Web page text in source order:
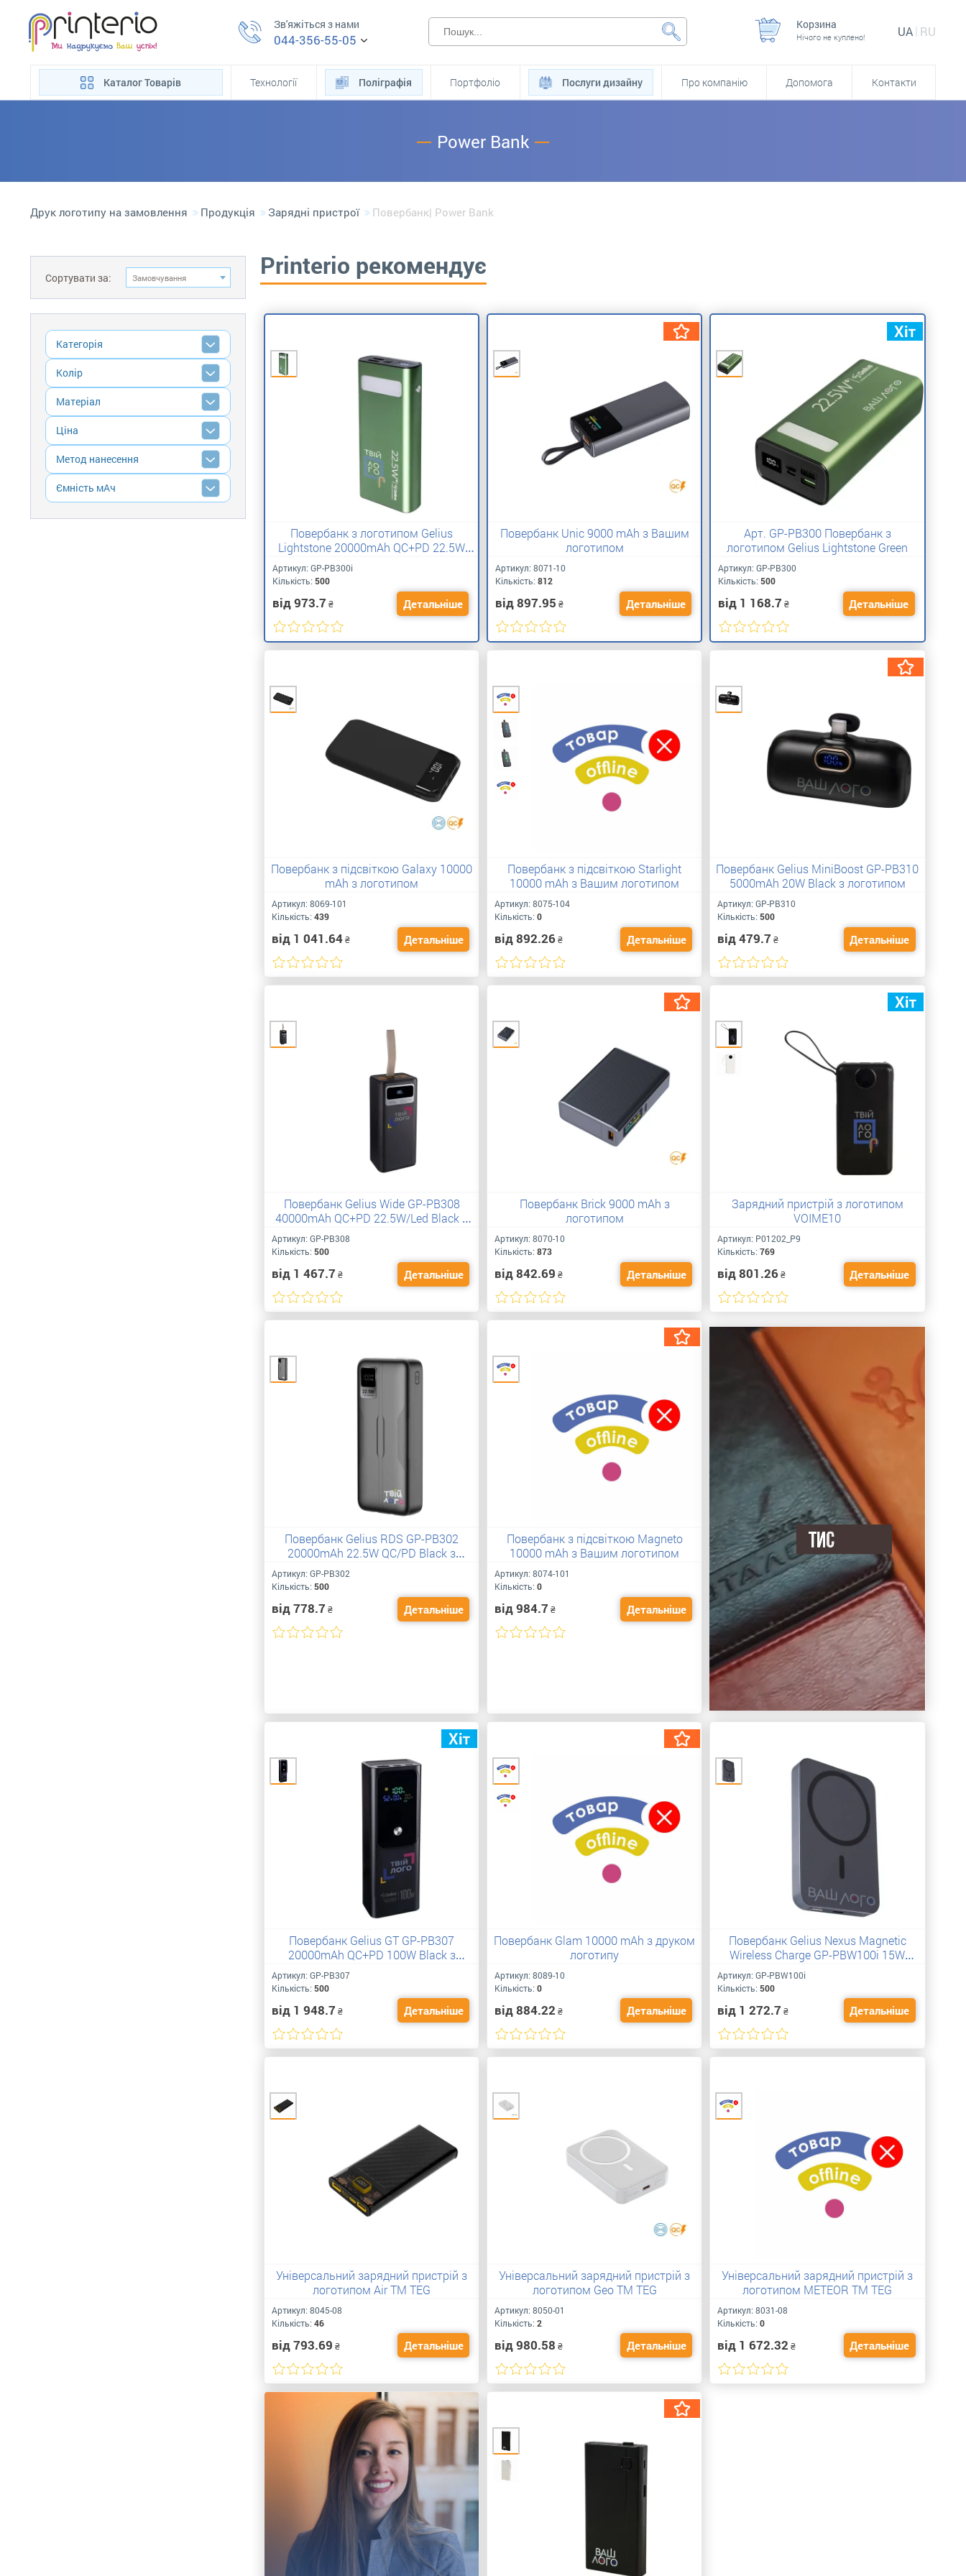
Зв'яжіться з нами
044-356-55-05
Корзина
Нічого не куплено! UA RU
Каталог Товарів Технології Поліграфія Портфоліо Послуги дизайну Про компанію Допомога Контакти
Power Bank
Друк логотипу на замовлення Продукція Зарядні пристрої Повербанк| Power Bank
Сортувати за: Замовчування
Категорія
Колір
Матеріал
Ціна
Метод нанесення
Ємність мАч
Printerio рекомендує
Повербанк з логотипом Gelius
Lightstone 20000mAh QC+PD 22.5W
Артикул: GP-PB300i
Кількість: 500
від 973.7 ₴ Детальніше
Повербанк Unic 9000 mAh з Вашим
логотипом
Артикул:8071-10
Кількість:812
від 897.95 ₴ Детальніше
Арт. GP-PB300 Повербанк з
логотипом Gelius Lightstone Green
Артикул:GP-PB300
Кількість:500
від 1 168.7 ₴ Детальніше
Повербанк з підсвіткою Galaxy 10000
mAh з логотипом
Артикул: 8069-101
Кількість: 439
від 1 041.64₴ Детальніше
Повербанк з підсвіткою Starlight
10000 mAh з Вашим логотипом
Артикул:8075-104
Кількість:0
від 892.26₴ Детальніше
Повербанк Gelius MiniBoost GP-PB310
5000mAh 20W Black з логотипом
Артикул:GP-PB310
Кількість:500
від 479.7 ₴ Детальніше
Повербанк Gelius Wide GP-PB308
40000mAh QC+PD 22.5W/Led Black з
Артикул: GP-PB308
Кількість: 500
від 1 467.7 ₴ Детальніше
Повербанк Brick 9000 mAh з
логотипом
Артикул:8070-10
Кількість:873
від 842.69 ₴ Детальніше
Зарядний пристрій з логотипом
VOIME10
Артикул: P01202_P9
Кількість:769
від 801.26 ₴ Детальніше
Повербанк Gelius RDS GP-PB302
20000mAh 22.5W QC/PD Black з
логотипом
Артикул: GP-PB302
Кількість: 500
від 778.7 ₴ Детальніше
Повербанк з підсвіткою Magneto
10000 mAh з Вашим логотипом
Артикул:8074-101
Кількість:0
від 984.7 ₴ Детальніше
Повербанк Gelius GT GP-PB307
20000mAh QC+PD 100W Black з
Вашим лого
Артикул: GP-PB307
Кількість: 500
від 1 948.7 ₴ Детальніше
Повербанк Glam 10000 mAh з друком
логотипу
Артикул:8089-10
Кількість:0
від 884.22 ₴ Детальніше
Повербанк Gelius Nexus Magnetic
Wireless Charge GP-PBW100i 15W
5000mAh з логотипом
Артикул:GP-PBW100i
Кількість:500
від 1 272.7 ₴ Детальніше
Універсальний зарядний пристрій з
логотипом Air TM TEG
Артикул: 8045-08
Кількість: 46
від 793.69 ₴ Детальніше
Універсальний зарядний пристрій з
логотипом Geo TM TEG
Артикул:8050-01
Кількість:2
від 980.58 ₴ Детальніше
Універсальний зарядний пристрій з
логотипом METEOR TM TEG
Артикул:8031-08
Кількість:0
від 1 672.32 ₴ Детальніше